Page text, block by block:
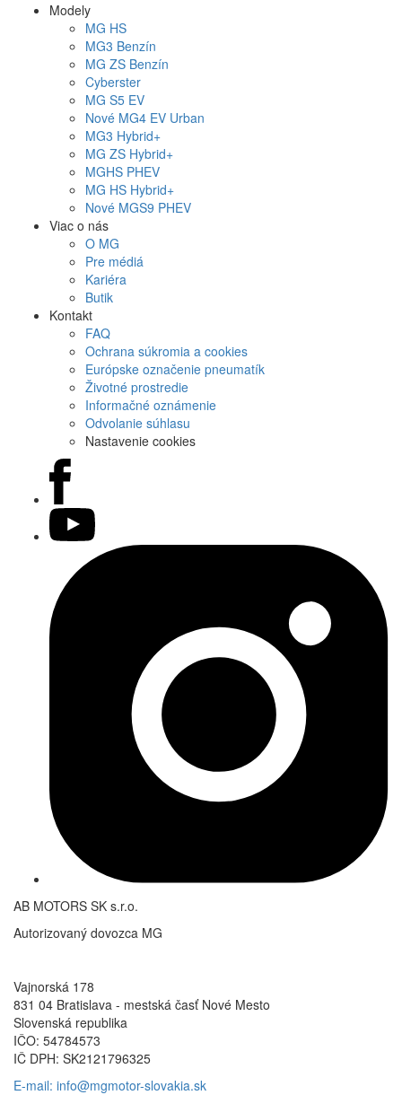
Modely
MG HS
MG3 Benzín
MG ZS Benzín
Cyberster
MG S5 EV
Nové MG4 EV Urban
MG3 Hybrid+
MG ZS Hybrid+
MGHS PHEV
MG HS Hybrid+
Nové MGS9 PHEV
Viac o nás
O MG
Pre médiá
Kariéra
Butik
Kontakt
FAQ
Ochrana súkromia a cookies
Európske označenie pneumatík
Životné prostredie
Informačné oznámenie
Odvolanie súhlasu
Nastavenie cookies
AB MOTORS SK s.r.o.
Autorizovaný dovozca MG
Vajnorská 178
831 04 Bratislava - mestská časť Nové Mesto
Slovenská republika
IČO: 54784573
IČ DPH: SK2121796325
E-mail: info@mgmotor-slovakia.sk